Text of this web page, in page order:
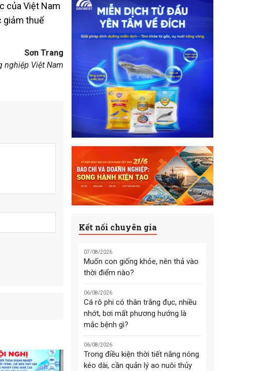
của Việt Nam
giảm thuế
Sơn Trang
nghiệp Việt Nam
Kết nối chuyên gia
07/08/2026
Muốn con giống khỏe, nên thả vào
thời điểm nào?
06/08/2026
Cá rô phi có thân trắng đục, nhiều
nhớt, bơi mất phương hướng là
mắc bệnh gì?
06/08/2026
Trong điều kiện thời tiết nắng nóng
kéo dài, cần quản lý ao nuôi thủy